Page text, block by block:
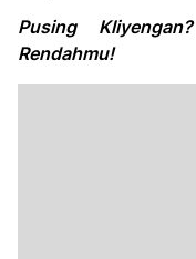
Pusing
Rendahmu!